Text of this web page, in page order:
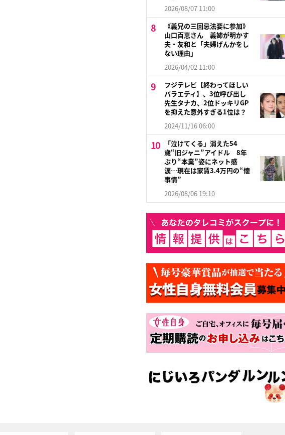
2026/08/07 11:00
《義兄の三回忌法要に参加》
山口百恵さん 義姉が明かす
夫・友和と「夫婦げんかをし
ない理由」
2026/04/02 11:00
フジテレビ【終わってほしい
バラエティ】、3位呼び出し
先生タナカ、2位ドッキリGP
を抑えた意外すぎる1位は？
2024/11/16 06:00
「泣けてくる」消えた54
歳“旧ジャニ”アイドル 8年
ぶり“本業”姿にネット感
涙…現在は家賃3.4万円の“懐
事情”
2026/08/06 19:10